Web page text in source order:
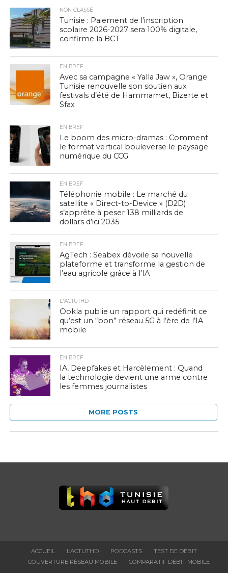
NON CLASSÉ
Tunisie : Paiement de l’inscription
scolaire 2026-2027 sera 100% digitale,
confirme la BCT
EN BREF
Avec sa campagne « Yalla Jaw », Orange
Tunisie renouvelle son soutien aux
festivals d’été de Hammamet, Bizerte et
Sfax
EN BREF
Le boom des micro-dramas : Comment
le format vertical bouleverse le paysage
numérique du CCG
EN BREF
Téléphonie mobile : Le marché du
satellite « Direct-to-Device » (D2D)
s’apprête à peser 138 milliards de
dollars d’ici 2035
EN BREF
AgTech : Seabex dévoile sa nouvelle
plateforme et transforme la gestion de
l’eau agricole grâce à l’IA
L'ACTUTHD
Ookla publie un rapport qui redéfinit ce
qu’est un “bon” réseau 5G à l’ère de l’IA
mobile
EN BREF
IA, Deepfakes et Harcèlement : Quand
la technologie devient une arme contre
les femmes journalistes
MORE POSTS
ACCUEIL L’ACTUTHD PODCASTS
TEST DE DÉBIT
COUVERTURE RÉSEAU MOBILE
COMPARATIF DÉBIT MOBILE